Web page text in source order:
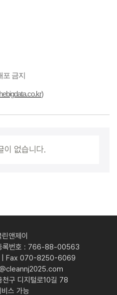
금지
)​
이 없습니다.
앤제이
록번호 : 766-88-00563
| Fax 070-8250-6069
천구 디지털로10길 78
스 가능